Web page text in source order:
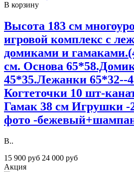
В корзину
Высота 183 см
игровой комплекс с
домиками и
см. Основа
45*35.Лежанки 65*32--
Когтеточки 10 шт-
Гамак 38 см Игрушки -
фото -
В..
15 900 руб 24 000 руб
Акция